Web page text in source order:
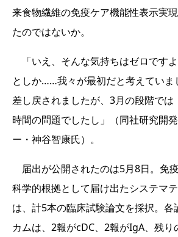
来食物繊維の免疫ケア機能性表示実
たのではないか。
「いえ、そんな気持ちはゼロです
としか……我々が最初だと考えていま
差し戻されましたが、3月の段階では
時間の問題でしたし」（同社研究開
ー・神谷智康氏）。
届出が公開されたのは5月8日。免
科学的根拠として届け出たシステマ
は、計5本の臨床試験論文を採択。各
カムは、2報がcDC、2報がIgA、残